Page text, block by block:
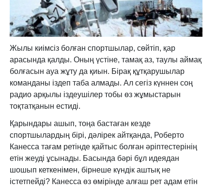
Жылы киімсіз болған спортшылар, сөйтіп, қар
арасында қалды. Оның үстіне, тамақ аз, таулы аймақ
болғасын ауа жұту да қиын. Бірақ құтқарушылар
команданы іздеп таба алмады. Ал сегіз күннен соң
радио арқылы іздеушілер тобы өз жұмыстарын
тоқтатқанын естиді.
Қарындары ашып, тоңа бастаған кезде
спортшылардың бірі, дәлірек айтқанда, Роберто
Канесса тағам ретінде қайтыс болған әріптестерінің
етін жеуді ұсынады. Басында бәрі бұл идеядан
шошып кеткенімен, бірнеше күндік аштық не
істетпейді? Канесса өз өмірінде алғаш рет адам етін